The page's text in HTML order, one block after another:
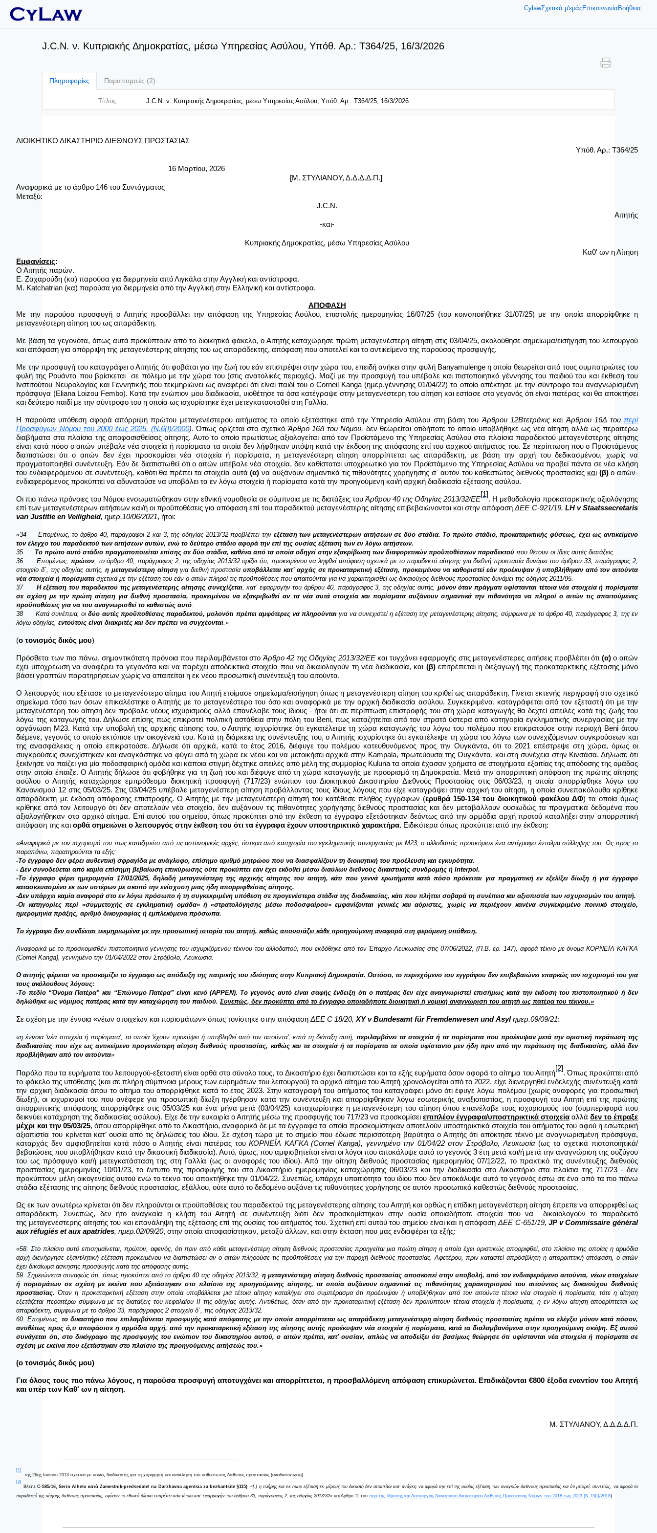
CylawΣχετικά μ'εμάςΕπικοινωνία Βοήθεια
J.C.N. ν. Κυπριακής Δημοκρατίας, μέσω Υπηρεσίας Ασύλου, Υπόθ. Αρ.: T364/25, 16/3/2026
Πληροφορίες Παραπομπές (2)
Τίτλος: J.C.N. ν. Κυπριακής Δημοκρατίας, μέσω Υπηρεσίας Ασύλου, Υπόθ. Αρ.: T364/25, 16/3/2026
ΔΙΟΙΚΗΤΙΚΟ ΔΙΚΑΣΤΗΡΙΟ ΔΙΕΘΝΟΥΣ ΠΡΟΣΤΑΣΙΑΣ
Υπόθ. Αρ.: T364/25
16 Μαρτίου, 2026
[Μ. ΣΤΥΛΙΑΝΟΥ, Δ.Δ.Δ.Δ.Π.]
Αναφορικά με το άρθρο 146 του Συντάγματος
Μεταξύ:
J.C.N.
Αιτητής
-και-
Κυπριακής Δημοκρατίας, μέσω Υπηρεσίας Ασύλου
Καθ' ων η Αίτηση
Εμφανίσεις:
Ο Αιτητής παρών.
Ε. Ζαχαρούδη (κα) παρούσα για διερμηνεία από Λιγκάλα στην Αγγλική και αντίστροφα.
M . Katchatrian (κα) παρούσα για διερμηνεία από την Αγγλική στην Ελληνική και αντίστροφα.
ΑΠΟΦΑΣΗ
Με την παρούσα προσφυγή ο Αιτητής προσβάλλει την απόφαση της Υπηρεσίας Ασύλου, επιστολής ημερομηνίας 16/07/25 (του κοινοποιήθηκε 31/07/25) με την οποία απορρίφθηκε η
μεταγενέστερη αίτηση του ως απαράδεκτη.
Με βάση τα γεγονότα, όπως αυτά προκύπτουν από το διοικητικό φάκελο, ο Αιτητής καταχώρησε πρώτη μεταγενέστερη αίτηση στις 03/04/25, ακολούθησε σημείωμα/εισήγηση του λειτουργού
και απόφαση για απόρριψη της μεταγενέστερης αίτησης του ως απαράδεκτης, απόφαση που αποτελεί και το αντικείμενο της παρούσας προσφυγής.
Με την προσφυγή του καταγράφει ο Αιτητής ότι φοβάται για την ζωή του εάν επιστρέψει στην χώρα του, επειδή ανήκει στην φυλή Banyamulenge η οποία θεωρείται από τους συμπατριώτες του
φυλή της Ρουάντα που βρίσκεται σε πόλεμο με την χώρα του (στις ανατολικές περιοχές). Μαζί με την προσφυγή του υπέβαλε και πιστοποιητικό γέννησης του παιδιού του και έκθεση του
Ινστιτούτου Νευρολογίας και Γεννητικής που τεκμηριώνει ως αναφέρει ότι είναι παιδί του οCorneil Kanga (ημερ.γέννησης 01/04/22) το οποίο απέκτησε με την σύντροφο του αναγνωρισμένη
πρόσφυγα (Eliana Loizou Fembo). Κατά την ενώπιον μου διαδικασία, υιοθέτησε τα όσα κατέγραψε στην μεταγενέστερη του αίτηση και εστίασε στο γεγονός ότι είναι πατέρας και θα αποκτήσει
και δεύτερο παιδί με την σύντροφο του η οποία ως ισχυρίστηκε έχει μετεγκατασταθεί στη Γαλλία.
Η παρούσα υπόθεση αφορά απόρριψη πρώτου μεταγενέστερου αιτήματος το οποίο εξετάστηκε από την Υπηρεσία Ασύλου στη βάση του Άρθρου 12Βτετράκις και Άρθρου 16Δ του περί
Προσφύγων Νόμου του 2000 έως 2025, (Ν.6(Ι)/2000). Όπως ορίζεται στο σχετικό Άρθρο 16Δ του Νόμου, δεν θεωρείται οτιδήποτε το οποίο υποβλήθηκε ως νέα αίτηση αλλά ως περαιτέρω
διαβήματα στα πλαίσια της αποφασισθείσας αίτησης. Αυτό το οποίο πρωτίστως αξιολογείται από τον Προϊστάμενο της Υπηρεσίας Ασύλου στα πλαίσια παραδεκτού μεταγενέστερης αίτησης
είναι κατά πόσο ο αιτών υπέβαλε νέα στοιχεία ή πορίσματα τα οποία δεν λήφθηκαν υπόψη κατά την έκδοση της απόφασης επί του αρχικού αιτήματος του. Σε περίπτωση που ο Προϊστάμενος
διαπιστώσει ότι ο αιτών δεν έχει προσκομίσει νέα στοιχεία ή πορίσματα, η μεταγενέστερη αίτηση απορρίπτεται ως απαράδεκτη, με βάση την αρχή του δεδικασμένου, χωρίς να
πραγματοποιηθεί συνέντευξη. Εάν δε διαπιστωθεί ότι ο αιτών υπέβαλε νέα στοιχεία, δεν καθίσταται υποχρεωτικό για τον Προϊστάμενο της Υπηρεσίας Ασύλου να προβεί πάντα σε νέα κλήση
του ενδιαφερόμενου σε συνέντευξη, καθότι θα πρέπει τα στοιχεία αυτά(α) να αυξάνουν σημαντικά τις πιθανότητες χορήγησης σ΄ αυτόν του καθεστώτος διεθνούς προστασίας και (β)ο αιτών-
ενδιαφερόμενος προκύπτει να αδυνατούσε να υποβάλει τα εν λόγω στοιχεία ή πορίσματα κατά την προηγούμενη και/ή αρχική διαδικασία εξέτασης ασύλου.
Οι πιο πάνω πρόνοιες του Νόμου ενσωματώθηκαν στην εθνική νομοθεσία σε σύμπνοια με τις διατάξεις του Άρθρου 40 της Οδηγίας 2013/32/ΕΕ
[1]
. Η μεθοδολογία προκαταρκτικής αξιολόγησης
επί των μεταγενέστερων αιτήσεων και/ή οι προϋποθέσεις για απόφαση επί του παραδεκτού μεταγενέστερης αίτησης επιβεβαιώνονται και στην απόφασηΔΕΕ C-921/19, LHv Staatssecretaris
van Justitie en Veiligheid, ημερ.10/06/2021, ήτοι:
«34 Επομένως, το άρθρο 40, παράγραφοι 2 και 3, της οδηγίας 2013/32 προβλέπει την εξέταση των μεταγενέστερων αιτήσεων σε δύο στάδια. Το πρώτο στάδιο, προκαταρκτικής φύσεως, έχει ως αντικείμενο
τον έλεγχο του παραδεκτού των αιτήσεων αυτών, ενώ το δεύτερο στάδιο αφορά την επί της ουσίας εξέταση των εν λόγω αιτήσεων.
35
Το πρώτο αυτό στάδιο πραγματοποιείται επίσης σε δύο στάδια, καθένα από τα οποία οδηγεί στην εξακρίβωση των διαφορετικών προϋποθέσεων παραδεκτού που θέτουν οι ίδιες αυτές διατάξεις.
36
Επομένως,πρώτον, το άρθρο 40, παράγραφος 2, της οδηγίας 2013/32 ορίζει ότι, προκειμένου να ληφθεί απόφαση σχετικά με το παραδεκτό αίτησης για διεθνή προστασία δυνάμει του άρθρου 33, παράγραφος 2,
στοιχείο δʹ, της οδηγίας αυτής,η μεταγενέστερη αίτησηγια διεθνή προστασία υποβάλλεται κατ’ αρχάς σε προκαταρκτική εξέταση, προκειμένου να καθοριστεί εάν προέκυψαν ή υποβλήθηκαν από τον αιτούντα
νέα στοιχεία ή πορίσματασχετικά με την εξέταση του εάν ο αιτών πληροί τις προϋποθέσεις που απαιτούνται για να χαρακτηρισθεί ως δικαιούχος διεθνούς προστασίας δυνάμει της οδηγίας 2011/95.
37
Η εξέταση του παραδεκτού της μεταγενέστερης αίτησης συνεχίζεται, κατ’ εφαρμογήν του άρθρου 40, παράγραφος 3, της οδηγίας αυτής, μόνον όταν πράγματι υφίστανται τέτοια νέα στοιχεία ή πορίσματα
σε σχέση με την πρώτη αίτηση για διεθνή προστασία, προκειμένου να εξακριβωθεί αν τα νέα αυτά στοιχεία και πορίσματα αυξάνουν σημαντικά την πιθανότητα να πληροί ο αιτών τις απαιτούμενες
προϋποθέσεις για να του αναγνωρισθεί το καθεστώς αυτό.
38
Κατά συνέπεια, οιδύο αυτές προϋποθέσεις παραδεκτού, μολονότι πρέπει αμφότερες να πληρούνται για να συνεχιστεί η εξέταση της μεταγενέστερης αίτησης, σύμφωνα με το άρθρο 40, παράγραφος 3, της εν
λόγω οδηγίας,εντούτοις είναι διακριτές και δεν πρέπει να συγχέονται.»
(ο τονισμός δικός μου)
Πρόσθετα των πιο πάνω, σημαντικότατη πρόνοια που περιλαμβάνεται στο Άρθρο 42 της Οδηγίας 2013/32/ΕΕκαι τυγχάνει εφαρμογής στις μεταγενέστερες αιτήσεις προβλέπει ότι (α)ο αιτών
έχει υποχρέωση να αναφέρει τα γεγονότα και να παρέχει αποδεικτικά στοιχεία που να δικαιολογούν τη νέα διαδικασία, και (β)επιτρέπεται η διεξαγωγή τηςπροκαταρκτικής εξέτασηςμόνο
βάσει γραπτών παρατηρήσεων χωρίς να απαιτείται η εκ νέου προσωπική συνέντευξη του αιτούντα.
Ο λειτουργός που εξέτασε το μεταγενέστερο αίτημα του Αιτητή ετοίμασε σημείωμα/εισήγηση όπως η μεταγενέστερη αίτηση του κριθεί ως απαράδεκτη. Γίνεται εκτενής περιγραφή στο σχετικό
σημείωμα τόσο των όσων επικαλέστηκε ο Αιτητής με το μεταγενέστερο του όσο και αναφορικά με την αρχική διαδικασία ασύλου. Συγκεκριμένα, καταγράφεται από τον εξεταστή ότι με την
μεταγενέστερη του αίτηση δεν πρόβαλε νέους ισχυρισμούς αλλά επανέλαβε τους ίδιους - ήτοι ότι σε περίπτωση επιστροφής του στη χώρα καταγωγής θα δεχτεί απειλές κατά της ζωής του
λόγω της καταγωγής του. Δήλωσε επίσης πως επικρατεί πολιτική αστάθεια στην πόλη του Beni, πως καταζητείται από τον στρατό ύστερα από κατηγορία εγκληματικής συνεργασίας με την
οργάνωση Μ23. Κατά την υποβολή της αρχικής αίτησης του, ο Αιτητής ισχυρίστηκε ότι εγκατέλειψε τη χώρα καταγωγής του λόγω του πολέμου που επικρατούσε στην περιοχή Beni όπου
διέμενε, γεγονός το οποίο εκτόπισε την οικογένειά του. Κατά τη διάρκεια της συνέντευξης του, ο Αιτητής ισχυρίστηκε ότι εγκατέλειψε τη χώρα του λόγω των συνεχιζόμενων συγκρούσεων και
της ανασφάλειας η οποία επικρατούσε. Δήλωσε ότι αρχικά, κατά το έτος 2016, διέφυγε του πολέμου κατευθυνόμενος προς την Ουγκάντα, ότι το 2021 επέστρεψε στη χώρα, όμως οι
συγκρούσεις συνεχίστηκαν και αναγκάστηκε να φύγει από τη χώρα εκ νέου και να μετοικήσει αρχικά στην Kampala, πρωτεύουσα της Ουγκάντα, και στη συνέχεια στην Κινσάσα. Δήλωσε ότι
ξεκίνησε να παίζει για μία ποδοσφαιρική ομάδα και κάποια στιγμή δέχτηκε απειλές από μέλη της συμμορίας Kulunaτα οποία έχασαν χρήματα σε στοιχήματα εξαιτίας της απόδοσης της ομάδας
στην οποία έπαιζε. Ο Αιτητής δήλωσε ότι φοβήθηκε για τη ζωή του και διέφυγε από τη χώρα καταγωγής με προορισμό τη Δημοκρατία. Μετά την απορριπτική απόφαση της πρώτης αίτησης
ασύλου ο Αιτητής καταχώρησε εμπρόθεσμα διοικητική προσφυγή (717/23) ενώπιον του Διοικητικού Δικαστηρίου Διεθνούς Προστασίας στις 06/03/23, η οποία απορρίφθηκε λόγω του
Κανονισμού 12 στις 05/03/25. Στις 03/04/25 υπέβαλε μεταγενέστερη αίτηση προβάλλοντας τους ίδιους λόγους που είχε καταγράψει στην αρχική του αίτηση, η οποία συνεπακόλουθα κρίθηκε
απαράδεκτη με έκδοση απόφασης επιστροφής. Ο Αιτητής με την μεταγενέστερη αίτησή του κατέθεσε πλήθος εγγράφων (ερυθρά 150-134 του διοικητικού φακέλου ΔΦ) τα οποία όμως
κρίθηκε από τον λειτουργό ότι δεν αποτελούν νέα στοιχεία, δεν αυξάνουν τις πιθανότητες χορήγησης διεθνούς προστασίας και δεν μεταβάλλουν ουσιωδώς τα πραγματικά δεδομένα που
αξιολογήθηκαν στο αρχικό αίτημα. Επί αυτού του σημείου, όπως προκύπτει από την έκθεση τα έγγραφα εξετάστηκαν δεόντως από την αρμόδια αρχή προτού καταλήξει στην απορριπτική
απόφαση της καιορθά σημειώνει ο λειτουργός στην έκθεση του ότι τα έγγραφα έχουν υποστηρικτικό χαρακτήρα. Ειδικότερα όπως προκύπτει από την έκθεση:
«Αναφορικά με τον ισχυρισμό του πως καταζητείτο από τις αστυνομικές αρχές, ύστερα από κατηγορία του εγκληματικής συνεργασίας με Μ23, ο αλλοδαπός προσκόμισε ένα αντίγραφο ένταλμα σύλληψης του. Ως προς το
παραπάνω, παρατηρούνται τα εξής:
-Το έγγραφο δεν φέρει αυθεντική σφραγίδα με ανάγλυφο, επίσημο αριθμό μητρώου που να διασφαλίζουν τη διοικητική του προέλευση και εγκυρότητα.
- Δεν συνοδεύεται από καμία επίσημη βεβαίωση επικύρωσης ούτε προκύπτει εάν έχει εκδοθεί μέσω διαύλων διεθνούς δικαστικής συνδρομής ή Interpol.
-Το έγγραφο φέρει ημερομηνία 17/01/2025, δηλαδή μεταγενέστερη της αρχικής αίτησης του αιτητή, κάτι που γεννά ερωτήματα κατά πόσο πρόκειται για πραγματική εν εξελίξει δίωξη ή για έγγραφο
κατασκευασμένο εκ των υστέρων με σκοπό την ενίσχυση μιας ήδη απορριφθείσας αίτησης.
-Δεν υπάρχει καμία αναφορά στο εν λόγω πρόσωπο ή τη συγκεκριμένη υπόθεση σε προγενέστερα στάδια της διαδικασίας, κάτι που πλήττει σοβαρά τη συνέπεια και αξιοπιστία των ισχυρισμών του αιτητή.
-Οι κατηγορίες περί «συμμετοχής σε εγκληματική ομάδα» ή «στρατολόγησης μέσω ποδοσφαίρου» εμφανίζονται γενικές και αόριστες, χωρίς να περιέχουν κανένα συγκεκριμένο ποινικό στοιχείο,
ημερομηνία πράξης, αριθμό δικογραφίας ή εμπλεκόμενα πρόσωπα.
Το έγγραφο δεν συνδέεται τεκμηριωμένα με την προσωπική ιστορία του αιτητή, καθώς απουσιάζει κάθε προηγούμενη αναφορά στη φερόμενη υπόθεση.
Αναφορικά με το προσκομισθέν πιστοποιητικό γέννησης του ισχυριζόμενου τέκνου του αλλοδαπού, που εκδόθηκε από τον Έπαρχο Λευκωσίας στις 07/06/2022, (Π.Β. ερ. 147), αφορά τέκνο με όνομα ΚΟΡΝΕΪΛ ΚΑΓΚΑ
(Cornel Kanga), γεννημένο την 01/04/2022 στον Στρόβολο, Λευκωσία.
Ο αιτητής φέρεται να προσκομίζει το έγγραφο ως απόδειξη της πατρικής του ιδιότητας στην Κυπριακή Δημοκρατία. Ωστόσο, το περιεχόμενο του εγγράφου δεν επιβεβαιώνει επαρκώς τον ισχυρισμό του για
τους ακόλουθους λόγους:
-Το πεδίο “Όνομα Πατέρα” και “Επώνυμο Πατέρα” είναι κενό (ΑΡΡΕΝ). Το γεγονός αυτό είναι σαφής ένδειξη ότι ο πατέρας δεν είχε αναγνωριστεί επισήμως κατά την έκδοση του πιστοποιητικού ή δεν
δηλώθηκε ως νόμιμος πατέρας κατά την καταχώρηση του παιδιού.Συνεπώς, δεν προκύπτει από το έγγραφο οποιαδήποτε διοικητική ή νομική αναγνώριση του αιτητή ως πατέρα του τέκνου.»
Σε σχέση με την έννοια «νέων στοιχείων και πορισμάτων» όπως τονίστηκε στην απόφασηΔΕΕC 18/20, XYνBundesamt für Fremdenwesen und Asyl ημερ.09/09/21:
«η έννοια 'νέα στοιχεία ή πορίσματα', τα οποία 'έχουν προκύψει ή υποβληθεί από τον αιτούντα', κατά τη διάταξη αυτή, περιλαμβάνει τα στοιχεία ή τα πορίσματα που προέκυψαν μετά την οριστική περάτωση της
διαδικασίας που είχε ως αντικείμενο προγενέστερη αίτηση διεθνούς προστασίας, καθώς και τα στοιχεία ή τα πορίσματα τα οποία υφίσταντο μεν ήδη πριν από την περάτωση της διαδικασίας, αλλά δεν
προβλήθηκαν από τον αιτούντα»
Παρόλο που τα ευρήματα του λειτουργού-εξεταστή είναι ορθά στο σύνολο τους, το Δικαστήριο έχει διαπιστώσει και τα εξής ευρήματα όσον αφορά το αίτημα του Αιτητή
[2]
. Όπως προκύπτει από
το φάκελο της υπόθεσης (και σε πλήρη σύμπνοια μέρους των ευρημάτων του λειτουργού) το αρχικό αίτημα του Αιτητή χρονολογείται από το 2022, είχε διενεργηθεί ενδελεχής συνέντευξη κατά
την αρχική διαδικασία όπου το αίτημα του απορρίφθηκε κατά το έτος 2023. Στην καταγραφή του αιτήματος του καταγράφει μόνο ότι έφυγε λόγω πολέμου (χωρίς αναφορές για προσωπική
δίωξη), οι ισχυρισμοί του που ανέφερε για προσωπική δίωξη ηγέρθησαν κατά την συνέντευξη και απορρίφθηκαν λόγω εσωτερικής αναξιοπιστίας, η προσφυγή του Αιτητή επί της πρώτης
απορριπτικής απόφασης απορρίφθηκε στις 05/03/25 και ένα μήνα μετά (03/04/25) καταχωρίστηκε η μεταγενέστερη του αίτηση όπου επανέλαβε τους ισχυρισμούς του (συμπεριφορά που
δεικνύει κατάχρηση της διαδικασίας ασύλου). Είχε δε την ευκαιρία ο Αιτητής μέσω της προσφυγής του 717/23 να προσκομίσει επιπλέον έγγραφα/υποστηρικτικά στοιχείααλλά δεν το έπραξε
μέχρι και την 05/03/25, όπου απορρίφθηκε από το Δικαστήριο, αναφορικά δε με τα έγγραφα τα οποία προσκομίστηκαν αποτελούν υποστηρικτικά στοιχεία του αιτήματος του αφού η εσωτερική
αξιοπιστία του κρίνεται κατ’ ουσία από τις δηλώσεις του ιδίου. Σε σχέση τώρα με το σημείο που έδωσε περισσότερη βαρύτητα ο Αιτητής ότι απόκτησε τέκνο με αναγνωρισμένη πρόσφυγα,
καταρχάς δεν αμφισβητείται κατά πόσο ο Αιτητής είναι πατέρας τουΚΟΡΝΕΪΛ ΚΑΓΚΑ (Cornel Kanga), γεννημένο την 01/04/22 στον Στρόβολο, Λευκωσία(ως τα σχετικά πιστοποιητικά/
βεβαιώσεις που υποβλήθηκαν κατά την δικαστική διαδικασία). Αυτό, όμως, που αμφισβητείται είναι οι λόγοι που αποκάλυψε αυτό το γεγονός 3 έτη μετά και/ή μετά την αναγνώριση της συζύγου
του ως πρόσφυγα και/ή μετεγκατάσταση της στη Γαλλία (ως οι αναφορές του ιδίου). Από την αίτηση διεθνούς προστασίας ημερομηνίας 07/12/22, το πρακτικό της συνέντευξης διεθνούς
προστασίας ημερομηνίας 10/01/23, το έντυπο της προσφυγής του στο Δικαστήριο ημερομηνίας καταχώρησης 06/03/23 και την διαδικασία στο Δικαστήριο στα πλαίσια της 717/23 - δεν
προκύπτουν μέλη οικογενείας αυτού ενώ το τέκνο του αποκτήθηκε την 01/04/22. Συνεπώς, υπάρχει υπαιτιότητα του ιδίου που δεν αποκάλυψε αυτό το γεγονός έστω σε ένα από τα πιο πάνω
στάδια εξέτασης της αίτησης διεθνούς προστασίας, εξάλλου, ούτε αυτό το δεδομένο αυξάνει τις πιθανότητες χορήγησης σε αυτόν προσωπικά καθεστώς διεθνούς προστασίας.
Ως εκ των ανωτέρω κρίνεται ότι δεν πληρούνται οι προϋποθέσεις του παραδεκτού της μεταγενέστερης αίτησης του Αιτητή και ορθώς η επίδικη μεταγενέστερη αίτηση έπρεπε να απορριφθεί ως
απαράδεκτη. Συνεπώς, δεν ήτο αναγκαία η κλήση του Αιτητή σε συνέντευξη διότι δεν προσκομίστηκαν στην ουσία οποιαδήποτε στοιχεία που να δικαιολογούν το παραδεκτό
της μεταγενέστερης αίτησής του και επανάληψη της εξέτασης επί της ουσίας του αιτήματός του. Σχετική επί αυτού του σημείου είναι και η απόφαση ΔΕΕ C-651/19, JP v Commissaire général
aux réfugiés et aux apatrides, ημερ.02/09/20, στην οποία αποφασίστηκαν, μεταξύ άλλων, και στην έκταση που μας ενδιαφέρει τα εξής:
«58. Στο πλαίσιο αυτό επισημαίνεται, πρώτον, αφενός, ότι πριν από κάθε μεταγενέστερη αίτηση διεθνούς προστασίας προηγείται μια πρώτη αίτηση η οποία έχει οριστικώς απορριφθεί, στο πλαίσιο της οποίας η αρμόδια
αρχή διενήργησε εξαντλητική εξέταση προκειμένου να διαπιστώσει αν ο αιτών πληρούσε τις προϋποθέσεις για την παροχή διεθνούς προστασίας. Αφετέρου, πριν καταστεί απρόσβλητη η απορριπτική απόφαση, ο αιτών
έχει δικαίωμα άσκησης προσφυγής κατά της απόφασης αυτής.
59. Σημειώνεται συναφώς ότι, όπως προκύπτει από το άρθρο 40 της οδηγίας 2013/32,η μεταγενέστερη αίτηση διεθνούς προστασίας αποσκοπεί στην υποβολή, από τον ενδιαφερόμενο αιτούντα, νέων στοιχείων
ή πορισμάτων σε σχέση με εκείνα που εξετάστηκαν στο πλαίσιο της προηγούμενης αίτησης, τα οποία αυξάνουν σημαντικά τις πιθανότητες χαρακτηρισμού του αιτούντος ως δικαιούχου διεθνούς
προστασίας. Όταν η προκαταρκτική εξέταση στην οποία υποβάλλεται μια τέτοια αίτηση καταλήγει στο συμπέρασμα ότι προέκυψαν ή υποβλήθηκαν από τον αιτούντα τέτοια νέα στοιχεία ή πορίσματα, τότε η αίτηση
εξετάζεται περαιτέρω σύμφωνα με τις διατάξεις του κεφαλαίου II της οδηγίας αυτής. Αντιθέτως, όταν από την προκαταρκτική εξέταση δεν προκύπτουν τέτοια στοιχεία ή πορίσματα, η εν λόγω αίτηση απορρίπτεται ως
απαράδεκτη, σύμφωνα με το άρθρο 33, παράγραφος 2 στοιχείο δʹ, της οδηγίας 2013/32.
60. Επομένως, το δικαστήριο που επιλαμβάνεται προσφυγής κατά απόφασης με την οποία απορρίπτεται ως απαράδεκτη μεταγενέστερη αίτηση διεθνούς προστασίας πρέπει να ελέγξει μόνον κατά πόσον,
αντιθέτως προς ό,τι αποφάσισε η αρμόδια αρχή, από την προκαταρκτική εξέταση της αίτησης αυτής προέκυψαν νέα στοιχεία ή πορίσματα, κατά τα διαλαμβανόμενα στην προηγούμενη σκέψη. Εξ αυτού
συνάγεται ότι, στο δικόγραφο της προσφυγής του ενώπιον του δικαστηρίου αυτού, ο αιτών πρέπει, κατ' ουσίαν, απλώς να αποδείξει ότι βασίμως θεώρησε ότι υφίστανται νέα στοιχεία ή πορίσματα σε
σχέση με εκείνα που εξετάστηκαν στο πλαίσιο της προηγούμενης αιτήσεώς του.»
(ο τονισμός δικός μου)
Για όλους τους πιο πάνω λόγους, η παρούσα προσφυγή αποτυγχάνει και απορρίπτεται, η προσβαλλόμενη απόφαση επικυρώνεται. Επιδικάζονται €800 έξοδα εναντίον του Αιτητή
και υπέρ των Καθ' ων η αίτηση.
Μ. ΣΤΥΛΙΑΝΟΥ, Δ.Δ.Δ.Δ.Π.
[1]
της 26ης Ιουνίου 2013 σχετικά με κοινές διαδικασίες για τη χορήγηση και ανάκληση του καθεστώτος διεθνούς προστασίας (αναδιατύπωση).
[2]
Βλέπε C-585/16, Serin Alheto κατάZamestnik-predsedatel na Darzhavna agentsia za bezhantsite §115) «[.] η πλήρης και ex nunc εξέταση εκ μέρους του δικαστή δεν απαιτείται κατ' ανάγκη να αφορά την επί της ουσίας εξέταση των αναγκών διεθνούς προστασίας και ότι μπορεί, συνεπώς, να αφορά το
παραδεκτό της αίτησης διεθνούς προστασίας, εφόσον το εθνικό δίκαιο επιτρέπει κάτι τέτοιο κατ' εφαρμογήν του άρθρου 33, παράγραφος 2, της οδηγίας 2013/32» και Άρθρο 11 τουπερί της Ίδρυσης και Λειτουργίας Διοικητικού Δικαστηρίου Διεθνούς Προστασίας Νόμων του 2018 έως 2023 (Ν.73(Ι)/2018).